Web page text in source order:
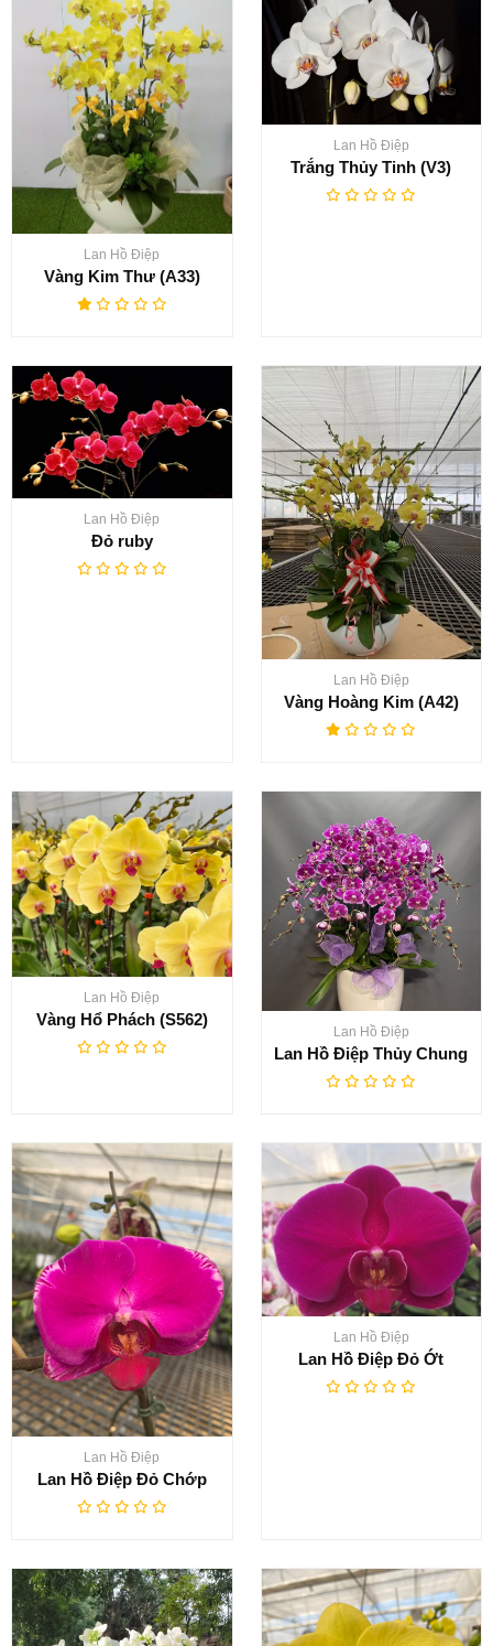
Lan Hồ Điệp
Vàng Kim Thư (A33)
Lan Hồ Điệp
Trắng Thủy Tinh (V3)
Lan Hồ Điệp
Đỏ ruby
Lan Hồ Điệp
Vàng Hoàng Kim (A42)
Lan Hồ Điệp
Vàng Hổ Phách (S562)
Lan Hồ Điệp
Lan Hồ Điệp Thủy Chung
Lan Hồ Điệp
Lan Hồ Điệp Đỏ Chớp
Lan Hồ Điệp
Lan Hồ Điệp Đỏ Ớt